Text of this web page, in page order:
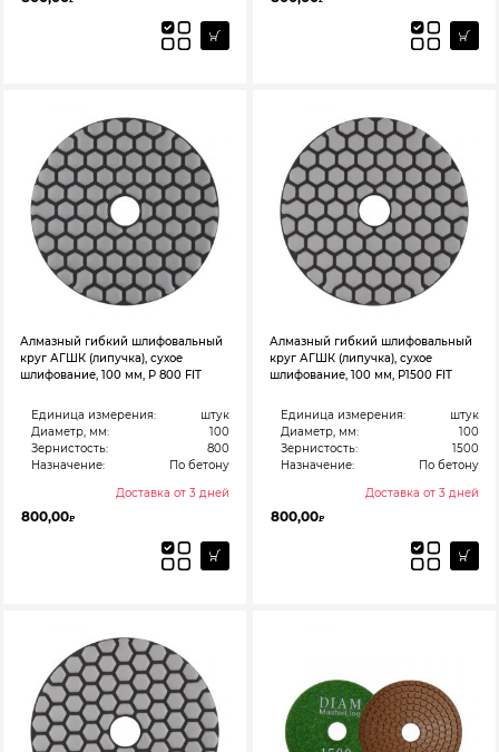
Алмазный гибкий шлифовальный
круг АГШК (липучка), сухое
шлифование, 100 мм, Р 800 FIT
Единица измерения:
штук
Диаметр, мм:
100
Зернистость:
800
Назначение:
По бетону
Доставка от 3 дней
800,00₽
Алмазный гибкий шлифовальный
круг АГШК (липучка), сухое
шлифование, 100 мм, Р1500 FIT
Единица измерения:
штук
Диаметр, мм:
100
Зернистость:
1500
Назначение:
По бетону
Доставка от 3 дней
800,00₽